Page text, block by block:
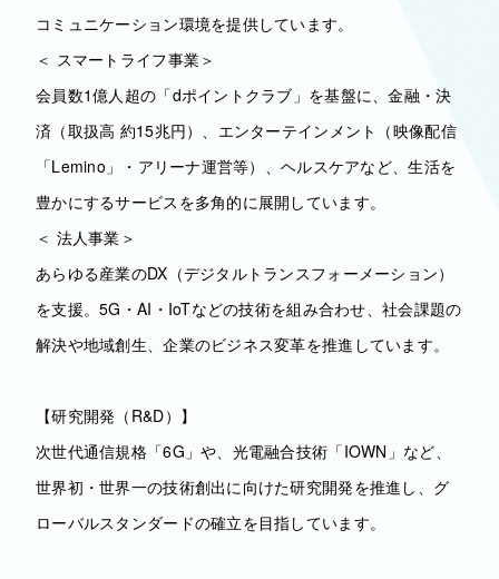
コミュニケーション環境を提供しています。
＜ スマートライフ事業＞
会員数1億人超の「dポイントクラブ」を基盤に、金融・決
済（取扱高 約15兆円）、エンターテインメント（映像配信
「Lemino」・アリーナ運営等）、ヘルスケアなど、生活を
豊かにするサービスを多角的に展開しています。
＜ 法人事業＞
あらゆる産業のDX（デジタルトランスフォーメーション）
を支援。5G・AI・IoTなどの技術を組み合わせ、社会課題の
解決や地域創生、企業のビジネス変革を推進しています。
【研究開発（R&D）】
次世代通信規格「6G」や、光電融合技術「IOWN」など、
世界初・世界一の技術創出に向けた研究開発を推進し、グ
ローバルスタンダードの確立を目指しています。